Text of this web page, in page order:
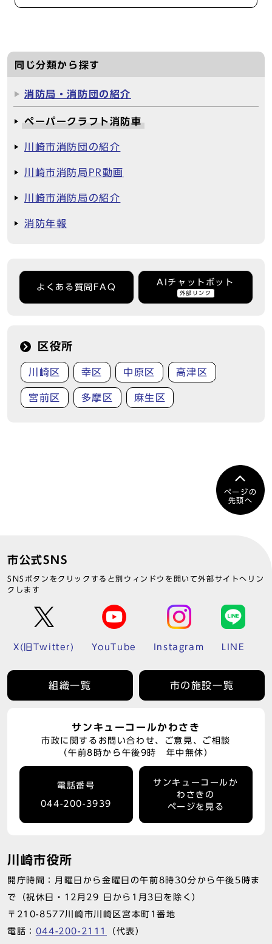
同じ分類から探す
消防局・消防団の紹介
ペーパークラフト消防車
川崎市消防団の紹介
川崎市消防局PR動画
川崎市消防局の紹介
消防年報
よくある質問FAQ
AIチャットボット
外部リンク
区役所
川崎区 幸区 中原区 高津区
宮前区 多摩区 麻生区
ページの
先頭へ
市公式SNS
SNSボタンをクリックすると別ウィンドウを開いて外部サイトへリン
クします
X(旧Twitter) YouTube Instagram LINE
組織一覧 市の施設一覧
サンキューコールかわさき
市政に関するお問い合わせ、ご意見、ご相談
（午前8時から午後9時 年中無休）
電話番号
044-200-3939
サンキューコールか
わさきの
ページを見る
川崎市役所
開庁時間：月曜日から金曜日の午前8時30分から午後5時ま
で（祝休日・12月29 日から1月3日を除く）
〒210-8577川崎市川崎区宮本町1番地
電話： 044-200-2111 （代表）